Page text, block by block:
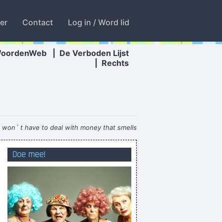
Contact Log in / Word lid
De Verboden Lijst
Rechts
t have to deal with money that smells
funny~ Moby
De stroper koos het hazenpad.
rotte appel door de mond vol tanden staan
Operator! I love you?
really that much of a turn on for me.
bouwonderneming bewondering woning
Doe mee!